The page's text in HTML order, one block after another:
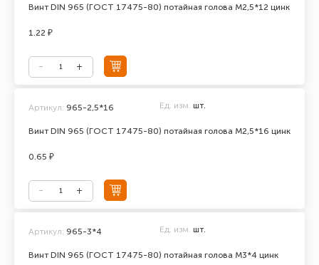
Винт DIN 965 (ГОСТ 17475-80) потайная голова М2,5*12 цинк
1.22 ₽
Винт DIN 965 (ГОСТ 17475-80) потайная голова М2,5*16 цинк
Артикул: 965-2,5*16 Ед. изм. шт.
0.65 ₽
Винт DIN 965 (ГОСТ 17475-80) потайная голова М3*4 цинк
Артикул: 965-3*4 Ед. изм. шт.